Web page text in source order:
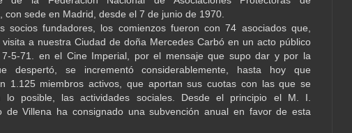
con sede en Madrid, desde el 7 de junio de 1970.
socios fundadores, los comienzos fueron con 74 asociados que,
a nuestra Ciudad de doña Mercedes Carbó en un acto público
7-5-71. en el Cine Imperial, por el mensaje que supo dar y por la
despertó, se incrementó considerablemente, hasta hoy que
1.125 miembros activos, que aportan sus cuotas con las que se
lo posible, las actividades sociales. Desde el principio el M. I.
de Villena ha consignado una subvención anual en favor de esta